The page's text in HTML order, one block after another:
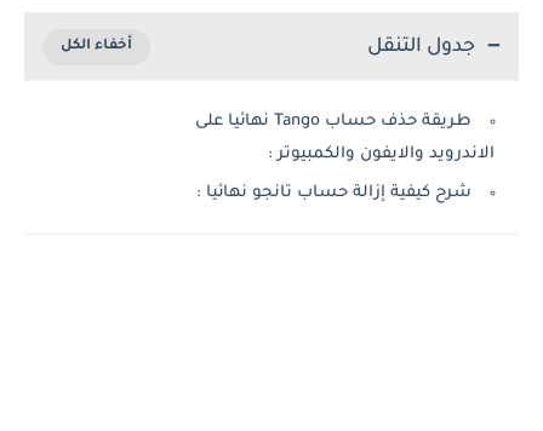
جدول التنقل
طريقة حذف حساب Tango نهائيا على
الاندرويد والايفون والكمبيوتر :
شرح كيفية إزالة حساب تانجو نهائيا :